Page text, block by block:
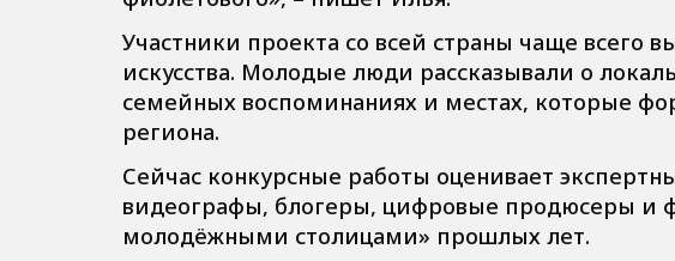
Участники проекта со всей страны чаще
искусства. Молодые люди рассказывали о
семейных воспоминаниях и местах, которые
региона.
Сейчас конкурсные работы оценивает
видеографы, блогеры, цифровые продюсеры и
молодёжными столицами» прошлых лет.